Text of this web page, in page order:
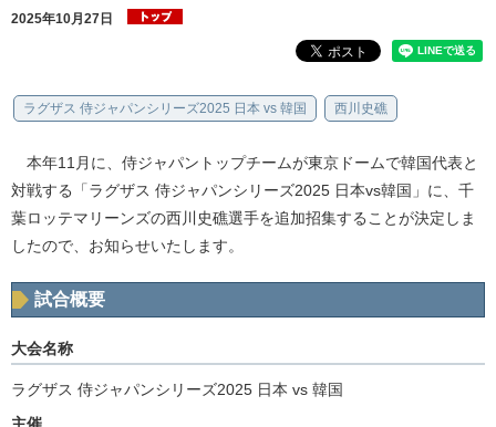
2025年10月27日
ラグザス 侍ジャパンシリーズ2025 日本 vs 韓国 西川史礁
本年11月に、侍ジャパントップチームが東京ドームで韓国代表と
対戦する「ラグザス 侍ジャパンシリーズ2025 日本vs韓国」に、千
葉ロッテマリーンズの西川史礁選手を追加招集することが決定しま
したので、お知らせいたします。
試合概要
大会名称
ラグザス 侍ジャパンシリーズ2025 日本 vs 韓国